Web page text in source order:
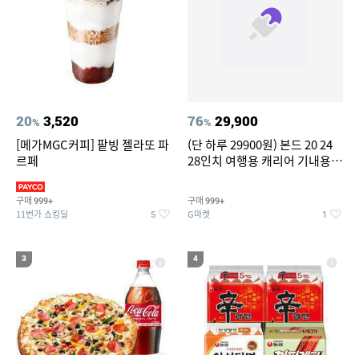
20% 3,520
[메가MGC커피] 팥빙 젤라또 파
르페
구매 999+
11번가 쇼킹딜 5
76% 29,900
(단 하루 29900원) 본드 20 24
28인치 여행용 캐리어 기내용
(20%쿠폰)
구매 999+
G마켓 1
3 4